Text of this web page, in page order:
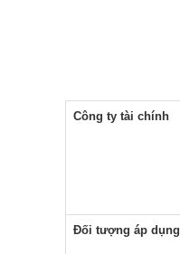
Công ty tài chính
Đối tượng áp dụng